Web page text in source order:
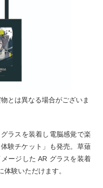
とは異なる場合がございま
ラスを装着し電脳感覚で楽
験チケット」も発売。草薙
ージした AR グラスを装着
体験いただけます。